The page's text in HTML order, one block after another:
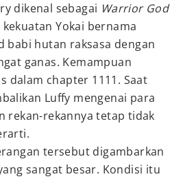
dikenal sebagai Warrior God
Yokai bernama
babi hutan raksasa dengan
ganas. Kemampuan
dalam chapter 1111. Saat
Luffy mengenai para
rekan-rekannya tetap tidak
tersebut digambarkan
sangat besar. Kondisi itu